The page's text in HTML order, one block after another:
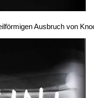
Ausbruch von